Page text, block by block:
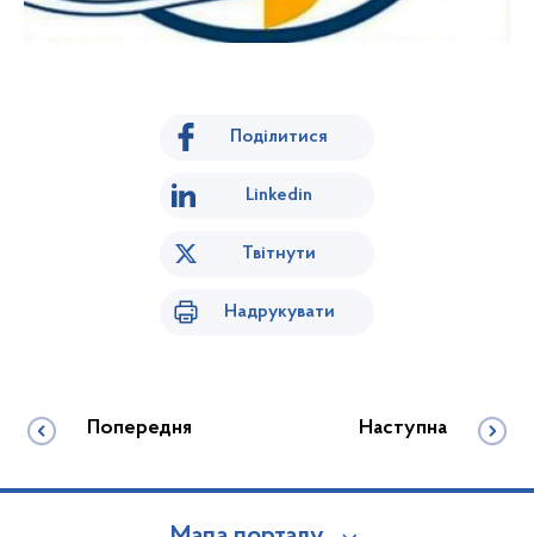
Поділитися
Linkedin
Твітнути
Надрукувати
Попередня Наступна